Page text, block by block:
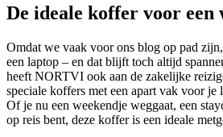
De ideale koffer voor een
Omdat we vaak voor ons blog op pad
een laptop – en dat blijft toch altijd
heeft NORTVI ook aan de zakelijke
speciale koffers met een apart vak voor
Of je nu een weekendje weggaat, een
op reis bent, deze koffer is een ideale